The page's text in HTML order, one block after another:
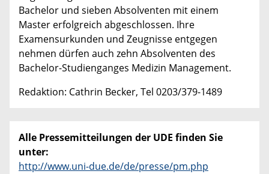
Bachelor und sieben Absolventen mit einem
Master erfolgreich abgeschlossen. Ihre
Examensurkunden und Zeugnisse entgegen
nehmen dürfen auch zehn Absolventen des
Bachelor-Studienganges Medizin Management.
Redaktion: Cathrin Becker, Tel 0203/379-1489
Alle Pressemitteilungen der UDE finden Sie
unter:
http://www.uni-due.de/de/presse/pm.php